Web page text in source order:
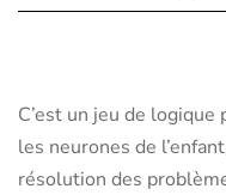
C’est un jeu de
les neurones de
résolution des